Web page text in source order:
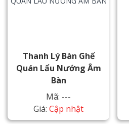
Thanh Lý Bàn Ghế
Quán Lẩu Nướng Âm
Bàn
Mã: ---
Giá: Cập nhật